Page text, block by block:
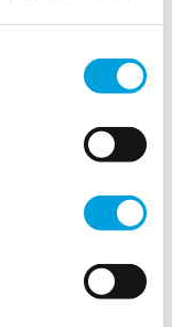
Indicazioni